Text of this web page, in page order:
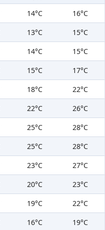
14°C
16°C
13°C
15°C
14°C
15°C
15°C
17°C
18°C
22°C
22°C
26°C
25°C
28°C
25°C
28°C
23°C
27°C
20°C
23°C
19°C
22°C
16°C 19°C